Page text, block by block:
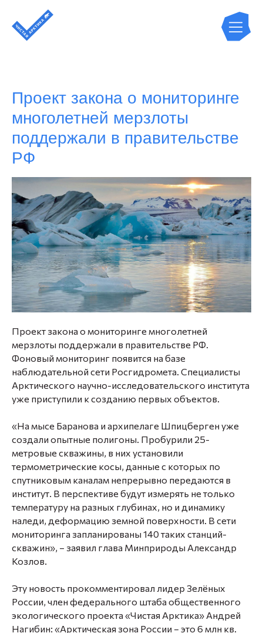
Проект закона о мониторинге
многолетней мерзлоты
поддержали в правительстве
РФ
Проект закона о мониторинге многолетней
мерзлоты поддержали в правительстве РФ.
Фоновый мониторинг появится на базе
наблюдательной сети Росгидромета. Специалисты
Арктического научно-исследовательского института
уже приступили к созданию первых объектов.
«На мысе Баранова и архипелаге Шпицберген уже
создали опытные полигоны. Пробурили 25-
метровые скважины, в них установили
термометрические косы, данные с которых по
спутниковым каналам непрерывно передаются в
институт. В перспективе будут измерять не только
температуру на разных глубинах, но и динамику
наледи, деформацию земной поверхности. В сети
мониторинга запланированы 140 таких станций-
скважин», – заявил глава Минприроды Александр
Козлов.
Эту новость прокомментировал лидер Зелёных
России, член федерального штаба общественного
экологического проекта «Чистая Арктика» Андрей
Нагибин: «Арктическая зона России – это 6 млн кв.